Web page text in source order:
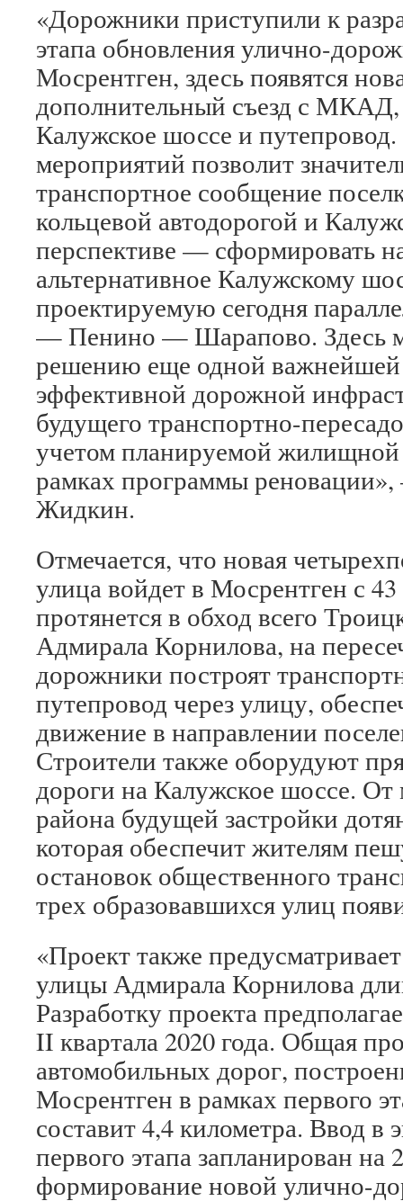
«Дорожники приступили к
этапа обновления улично-
Мосрентген, здесь появятся
дополнительный съезд с
Калужское шоссе и путепровод.
мероприятий позволит
транспортное сообщение
кольцевой автодорогой и
перспективе — сформировать
альтернативное Калужскому
проектируемую сегодня
— Пенино — Шарапово. Здесь
решению еще одной
эффективной дорожной
будущего транспортно-
учетом планируемой жилищной
рамках программы
Жидкин.
Отмечается, что новая
улица войдет в Мосрентген с
протянется в обход всего
Адмирала Корнилова, на
дорожники построят
путепровод через улицу,
движение в направлении
Строители также оборудуют
дороги на Калужское шоссе.
района будущей застройки
которая обеспечит жителям
остановок общественного
трех образовавшихся улиц
«Проект также
улицы Адмирала Корнилова
Разработку проекта
II квартала 2020 года. Общая
автомобильных дорог,
Мосрентген в рамках первого
составит 4,4 километра. Ввод в
первого этапа запланирован на
формирование новой улично-